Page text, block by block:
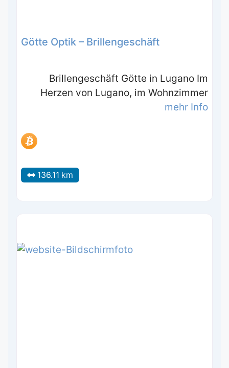
Götte Optik – Brillengeschäft
Brillengeschäft Götte in Lugano Im
Herzen von Lugano, im Wohnzimmer
mehr Info
136.11 km